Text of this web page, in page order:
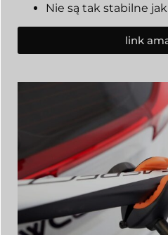
Nie są tak stabilne
link